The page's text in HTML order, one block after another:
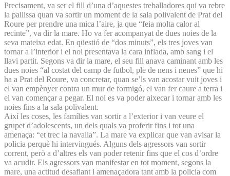
Precisament, va ser el fill d’una d’aquestes treballadores qui va rebre
la pallissa quan va sortir un moment de la sala polivalent de Prat del
Roure per prendre una mica l’aire, ja que “feia molta calor al
recinte”, va dir la mare. Ho va fer acompanyat de dues noies de la
seva mateixa edat. En qüestió de “dos minuts”, els tres joves van
tornar a l’interior i el noi presentava la cara inflada, amb sang i el
llavi partit. Segons va dir la mare, el seu fill anava caminant amb les
dues noies “al costat del camp de futbol, ple de nens i nenes” que hi
ha a Prat del Roure, va concretar, quan se’ls van acostar vuit joves i
el van empènyer contra un mur de formigó, el van fer caure a terra i
el van començar a pegar. El noi es va poder aixecar i tornar amb les
noies fins a la sala polivalent.
Així les coses, les famílies van sortir a l’exterior i van veure el
grupet d’adolescents, un dels quals va proferir fins i tot una
amenaça: “et trec la navalla”. La mare va explicar que van avisar la
policia perquè hi intervingués. Alguns dels agressors van sortir
corrent, però a d’altres els van poder retenir fins que el cos d’ordre
va acudir. Els agressors van manifestar en tot moment, segons la
mare, una actitud desafiant i amenaçadora tant amb la policia com